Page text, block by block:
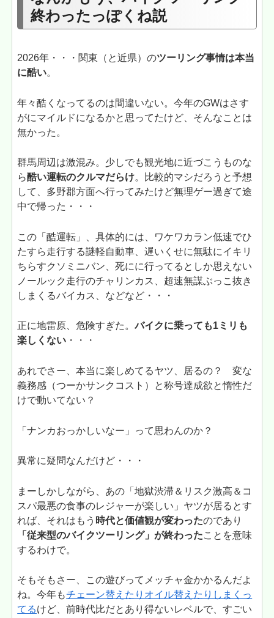
終わったっぽくね説
2026年・・・関東（と近県）のツーリング事情は本当
に酷い。
年々酷くなってるのは間違いない。今年のGWはさす
がにマイルドになるかと思ってたけど、そんなことは
無かった。
群馬周辺は激混み。少しでも観光地に近づこうものな
ら酷い運転のクルマだらけ。比較的マシだろうと予想
して、多野郡方面へ行ってみたけど無理ゲー過ぎて途
中で帰った・・・
この「酷運転」、具体的には、ワケワカラン低速でひ
たすら走行する謎軽自動車、遅いくせに無駄にイキリ
ちらすクソミニバン、死にに行ってるとしか思えない
ノールック走行のチャリンカス、超速無謀ぶっこ抜き
しまくるバイカス、などなど・・・
正に地雷原、危険すぎた。バイクに乗っても1ミリも
楽しくない ・・・
あれでさー、本当に楽しめてるヤツ、居るの？ 変な
義務感（つーかサンクコスト）と称号達成欲と惰性だ
けで動いてない？
「ナンカおっかしいなー」って思わんのか？
異常に疑問なんだけど・・・
まーしかしながら、あの「地獄渋滞＆リスク激高＆コ
スパ最悪の食事のレジャーが楽しい」ヤツが居るとす
れば、それはもう 時代と価値観が変わったのであり
「従来型のバイクツーリング」が終わったことを意味
するわけで。
そもそもさー、この遊びってメッチャ金かかるんだよ
ね。今年もチェーン替えたりオイル替えたりしまくっ
てるけど、前時代比だとあり得ないレベルで、すごい